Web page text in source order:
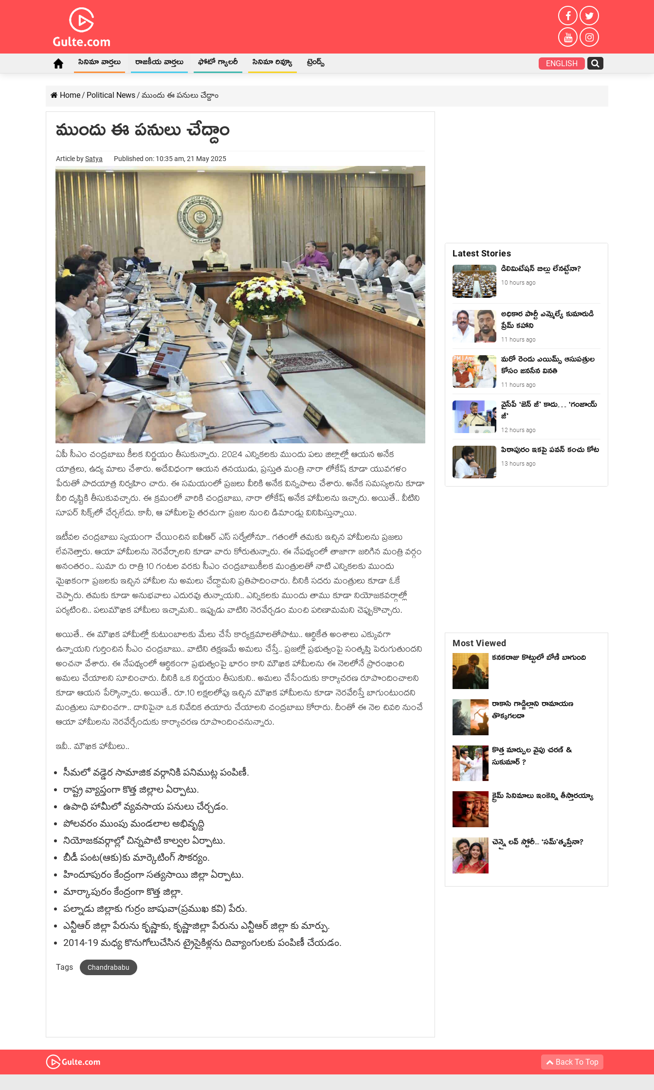
సినిమా వార్తలు రాజకీయ వార్తలు ఫోటో గ్యాలరీ సినిమా రివ్యూ ట్రెండ్స్ ENGLISH
Home/ Political News/ ముందు ఈ పనులు చేద్దాం
ముందు ఈ పనులు చేద్దాం
Article bySatya Published on: 10:35 am, 21 May 2025
ఏపీ సీఎం చంద్ర‌బాబు కీలక నిర్ణ‌యం తీసుకున్నారు. 2024 ఎన్నిక‌ల‌కు ముందు ప‌లు జిల్లాల్లో ఆయ‌న అనేక
యాత్ర‌లు, ఉద్య మాలు చేశారు. అదేవిధంగా ఆయ‌న త‌న‌యుడు, ప్ర‌స్తుత మంత్రి నారా లోకేష్ కూడా యువ‌గ‌ళం
పేరుతో పాద‌యాత్ర నిర్వ‌హిం చారు. ఈ స‌మ‌యంలో ప్ర‌జ‌లు వీరికి అనేక విన్న‌పాలు చేశారు. అనేక స‌మ‌స్య‌ల‌ను కూడా
వీరి దృష్టికి తీసుకువ‌చ్చారు. ఈ క్ర‌మంలో వారికి చంద్ర‌బాబు, నారా లోకేష్ అనేక హామీల‌ను ఇచ్చారు. అయితే.. వీటిని
సూప‌ర్ సిక్స్‌లో చేర్చ‌లేదు. కానీ, ఆ హామీల‌పై త‌ర‌చుగా ప్ర‌జ‌ల నుంచి డిమాండ్లు వినిపిస్తున్నాయి.
ఇటీవ‌ల చంద్ర‌బాబు స్వ‌యంగా చేయించిన ఐవీఆర్ ఎస్ స‌ర్వేలోనూ.. గ‌తంలో త‌మ‌కు ఇచ్చిన హామీల‌ను ప్ర‌జ‌లు
లేవనెత్తారు. ఆయా హామీల‌ను నెర‌వేర్చాల‌ని కూడా వారు కోరుతున్నారు. ఈ నేప‌థ్యంలో తాజాగా జ‌రిగిన మంత్రి వ‌ర్గం
అనంత‌రం.. సుమా రు రాత్రి 10 గంట‌ల వ‌ర‌కు సీఎం చంద్ర‌బాబుకీల‌క మంత్రుల‌తో నాటి ఎన్నిక‌ల‌కు ముందు
మైఖికంగా ప్ర‌జ‌ల‌కు ఇచ్చిన హామీల ను అమ‌లు చేద్దామ‌ని ప్ర‌తిపాదించారు. దీనికి స‌ద‌రు మంత్రులు కూడా ఓకే
చెప్పారు. త‌మ‌కు కూడా అనుభవాలు ఎదుర‌వు తున్నాయ‌ని.. ఎన్నిక‌ల‌కు ముందు తాము కూడా నియోజ‌క‌వ‌ర్గాల్లో
ప‌ర్య‌టించి.. ప‌లుమౌఖిక హామీలు ఇచ్చామ‌ని.. ఇప్పుడు వాటిని నెర‌వేర్చ‌డం మంచి ప‌రిణామ‌మ‌ని చెప్పుకొచ్చారు.
అయితే.. ఈ మౌఖిక హామీల్లో కుటుంబాల‌కు మేలు చేసే కార్య‌క్ర‌మాలతోపాటు.. ఆర్థికేత అంశాలు ఎక్కువ‌గా
ఉన్నాయ‌ని గుర్తించిన సీఎం చంద్ర‌బాబు.. వాటిని త‌క్ష‌ణమే అమ‌లు చేస్తే.. ప్ర‌జ‌ల్లో ప్ర‌భుత్వంపై సంతృప్తి పెరుగుతుంద‌ని
అంచనా వేశారు. ఈ నేప‌థ్యంలో ఆర్థికంగా ప్ర‌భుత్వంపై భారం కాని మౌఖిక హామీల‌ను ఈ నెల‌లోనే ప్రారంభించి
అమ‌లు చేయాల‌ని సూచించారు. దీనికి ఒక నిర్ణ‌యం తీసుకుని.. అమలు చేసేందుకు కార్యాచ‌ర‌ణ రూపొందించాల‌ని
కూడా ఆయ‌న పేర్కొన్నారు. అయితే.. రూ.10 ల‌క్ష‌ల‌లోపు ఇచ్చిన మౌఖిక హామీల‌ను కూడా నెర‌వేరిస్తే బాగుంటుంద‌ని
మంత్రులు సూచించ‌గా.. దానిపైనా ఒక నివేదిక త‌యారు చేయాల‌ని చంద్ర‌బాబు కోరారు. దీంతో ఈ నెల చివ‌రి నుంచే
ఆయా హామీలను నెర‌వేర్చేందుకు కార్యాచ‌ర‌ణ రూపొందించ‌నున్నారు.
ఇవీ.. మౌఖిక హామీలు..
సీమ‌లో వ‌డ్డెర సామాజిక వ‌ర్గానికి ప‌నిముట్ల పంపిణీ.
రాష్ట్ర వ్యాప్తంగా కొత్త జిల్లాల ఏర్పాటు.
ఉపాధి హామీలో వ్య‌వ‌సాయ ప‌నులు చేర్చ‌డం.
పోల‌వ‌రం ముంపు మండ‌లాల అభివృద్ది
నియోజ‌క‌వ‌ర్గాల్లో చిన్న‌పాటి కాల్వ‌ల ఏర్పాటు.
బీడీ పంట‌(ఆకు)కు మార్కెటింగ్ సౌక‌ర్యం.
హిందూపురం కేంద్రంగా స‌త్య‌సాయి జిల్లా ఏర్పాటు.
మార్కాపురం కేంద్రంగా కొత్త జిల్లా.
ప‌ల్నాడు జిల్లాకు గుర్రం జాషువా(ప్ర‌ముఖ క‌వి) పేరు.
ఎన్టీఆర్ జిల్లా పేరును కృష్ణాకు, కృష్ణాజిల్లా పేరును ఎన్టీఆర్ జిల్లా కు మార్పు.
2014-19 మ‌ధ్య కొనుగోలుచేసిన ట్రైసైకిళ్ల‌ను దివ్యాంగుల‌కు పంపిణీ చేయ‌డం.
Tags Chandrababu
Latest Stories
డీలిమిటేషన్ బిల్లు లేన‌ట్టేనా?
10 hours ago
అధికార పార్టీ ఎమ్మెల్యే కుమారుడి
ప్రేమ్ కహాని
11 hours ago
మరో రెండు ఎయిమ్స్ ఆసుపత్రుల
కోసం జనసేన వినతి
11 hours ago
వైసీపీ ‘జెన్ జీ’ కాదు… ‘గంజాయ్
జీ’
12 hours ago
పిఠాపురం ఇకపై పవన్ కంచు కోట
13 hours ago
Most Viewed
కనకరాజు కొట్టులో బోణీ బాగుంది
రాకాసి గాడ్జిల్లాని రామాయణ
తొక్కగలదా
కొత్త మార్పుల వైపు చరణ్ &
సుకుమార్ ?
క్రైమ్ సినిమాలు ఇంకెన్ని తీస్తారయ్యా
చెన్నై లవ్ స్టోరీ... ‘సమ్’తృప్తేనా?
Back To Top